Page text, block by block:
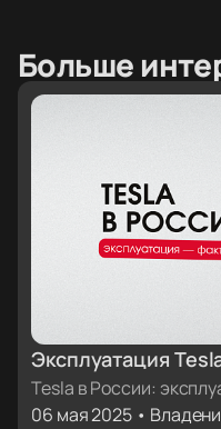
Больше
Эксплуатация
ответы
Tesla в России:
06 мая 2025 •